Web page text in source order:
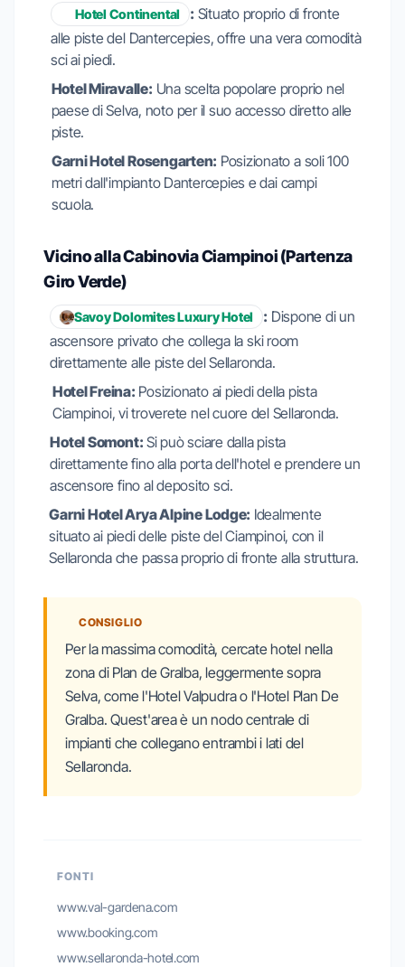
Hotel Continental : Situato proprio di fronte
alle piste del Dantercepies, offre una vera comodità
sci ai piedi.
Hotel Miravalle: Una scelta popolare proprio nel
paese di Selva, noto per il suo accesso diretto alle
piste.
Garni Hotel Rosengarten: Posizionato a soli 100
metri dall'impianto Dantercepies e dai campi
scuola.
Vicino alla Cabinovia Ciampinoi (Partenza
Giro Verde)
Savoy Dolomites Luxury Hotel : Dispone di un
ascensore privato che collega la ski room
direttamente alle piste del Sellaronda.
Hotel Freina: Posizionato ai piedi della pista
Ciampinoi, vi troverete nel cuore del Sellaronda.
Hotel Somont: Si può sciare dalla pista
direttamente fino alla porta dell'hotel e prendere un
ascensore fino al deposito sci.
Garni Hotel Arya Alpine Lodge: Idealmente
situato ai piedi delle piste del Ciampinoi, con il
Sellaronda che passa proprio di fronte alla struttura.
CONSIGLIO
Per la massima comodità, cercate hotel nella
zona di Plan de Gralba, leggermente sopra
Selva, come l'Hotel Valpudra o l'Hotel Plan De
Gralba. Quest'area è un nodo centrale di
impianti che collegano entrambi i lati del
Sellaronda.
FONTI
www.val-gardena.com
www.booking.com
www.sellaronda-hotel.com